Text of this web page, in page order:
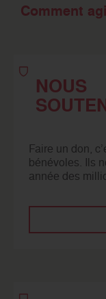
Comment
NOUS
Faire un don,
bénévoles. Ils
année des